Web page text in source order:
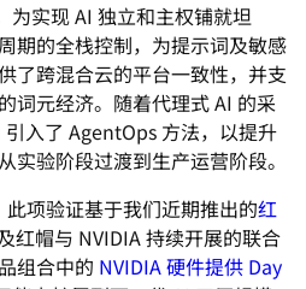
为实现 AI 独立和主权铺就坦
期的全栈控制，为提示词及敏感
了跨混合云的平台一致性，并支
词元经济。随着代理式 AI 的采
引入了 AgentOps 方法，以提升
实验阶段过渡到生产运营阶段。
项验证基于我们近期推出的红
红帽与 NVIDIA 持续开展的联合
组合中的 NVIDIA 硬件提供 Day